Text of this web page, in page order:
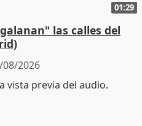
01:29
las calles del
08/2026